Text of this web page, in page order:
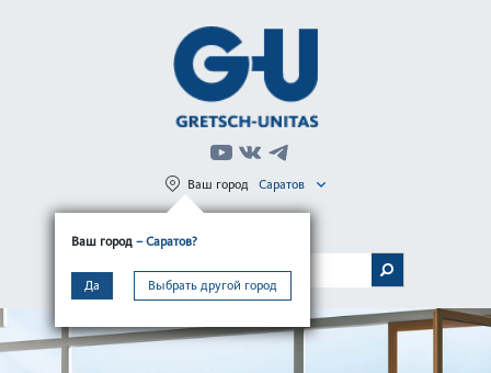
Ваш город – Саратов?
Да Выбрать другой город
Ваш город Саратов
МЕНЮ